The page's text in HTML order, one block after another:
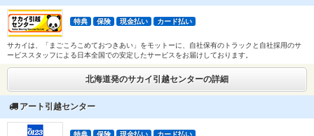
特典 保険 現金払い カード払い
サカイは、「まごころこめておつきあい」をモットーに、自社保有のトラックと自社採用のサ
ービススタッフによる日本全国での安定したサービスをお届けしております。
北海道発のサカイ引越センターの詳細
アート引越センター
特典 保険 現金払い カード払い